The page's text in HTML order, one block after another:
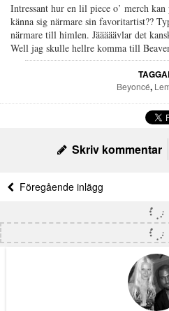
Intressant hur en lil piece o’ merch
känna sig närmare sin favoritartist??
närmare till himlen. Jääääävlar det
Well jag skulle hellre komma till
Beyoncé,
Skriv kommentar
Föregående inlägg